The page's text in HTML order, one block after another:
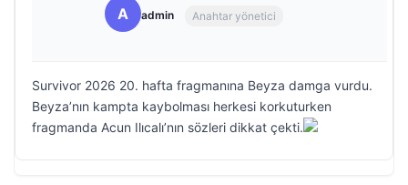
A admin Anahtar yönetici
Survivor 2026 20. hafta fragmanına Beyza damga vurdu.
Beyza’nın kampta kaybolması herkesi korkuturken
fragmanda Acun Ilıcalı’nın sözleri dikkat çekti.